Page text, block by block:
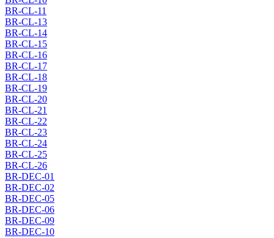
BR-CL-11
BR-CL-13
BR-CL-14
BR-CL-15
BR-CL-16
BR-CL-17
BR-CL-18
BR-CL-19
BR-CL-20
BR-CL-21
BR-CL-22
BR-CL-23
BR-CL-24
BR-CL-25
BR-CL-26
BR-DEC-01
BR-DEC-02
BR-DEC-05
BR-DEC-06
BR-DEC-09
BR-DEC-10